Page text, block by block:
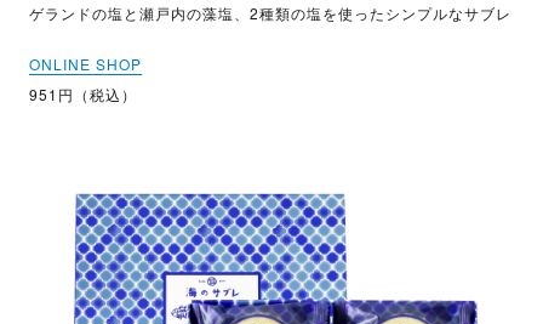
ゲランドの塩と瀬戸内の藻塩、2種類の塩を使ったシンプルなサブレ
ONLINE SHOP
951円（税込）